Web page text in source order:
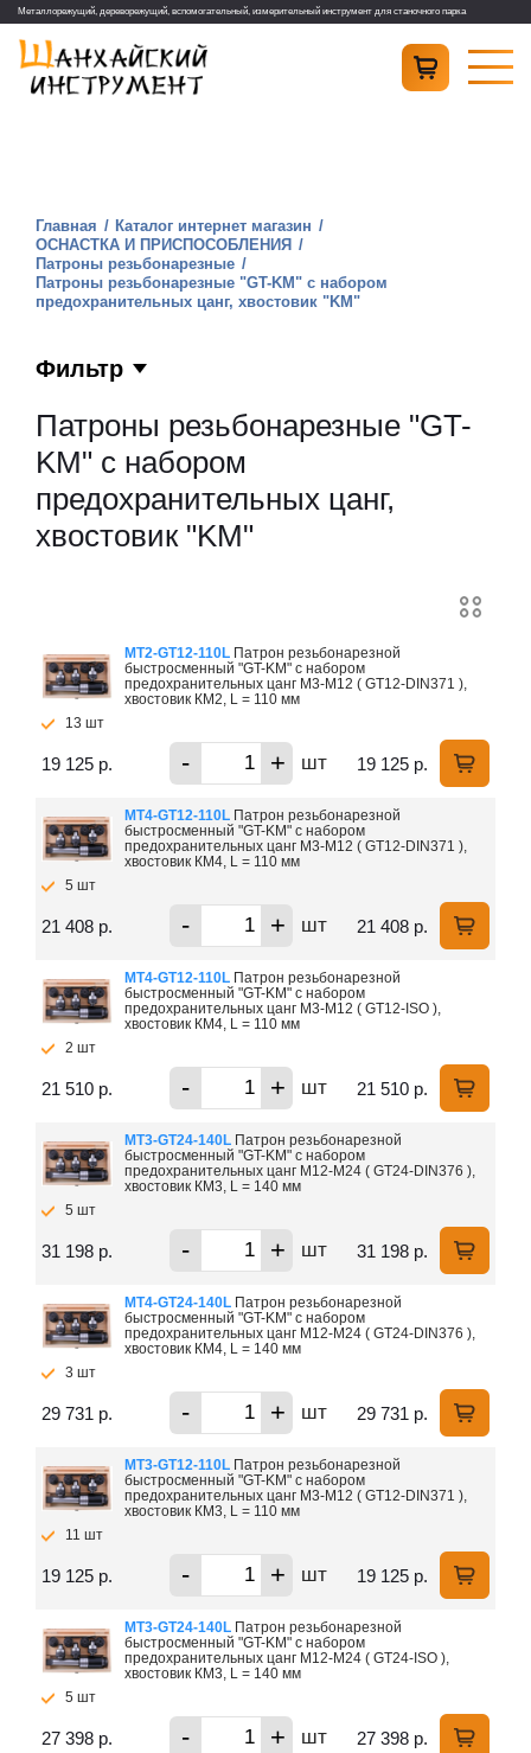
Металлорежущий, дереворежущий, вспомогательный, измерительный инструмент для станочного парка
Главная
Каталог интернет магазин
ОСНАСТКА И ПРИСПОСОБЛЕНИЯ
Патроны резьбонарезные
Патроны резьбонарезные "GT-KM" с набором
предохранительных цанг, хвостовик "KМ"
Фильтр
Патроны резьбонарезные "GT-
KM" с набором
предохранительных цанг,
хвостовик "KМ"
MT2-GT12-110L Патрон резьбонарезной
быстросменный "GT-KM" с набором
предохранительных цанг M3-M12 ( GT12-DIN371 ),
хвостовик КМ2, L = 110 мм
13 шт
19 125 р. - + шт 19 125 р.
MT4-GT12-110L Патрон резьбонарезной
быстросменный "GT-KM" с набором
предохранительных цанг M3-M12 ( GT12-DIN371 ),
хвостовик КМ4, L = 110 мм
5 шт
21 408 р. - + шт 21 408 р.
MT4-GT12-110L Патрон резьбонарезной
быстросменный "GT-KM" с набором
предохранительных цанг M3-M12 ( GT12-ISO ),
хвостовик КМ4, L = 110 мм
2 шт
21 510 р. - + шт 21 510 р.
MT3-GT24-140L Патрон резьбонарезной
быстросменный "GT-KM" с набором
предохранительных цанг M12-M24 ( GT24-DIN376 ),
хвостовик КМ3, L = 140 мм
5 шт
31 198 р. - + шт 31 198 р.
MT4-GT24-140L Патрон резьбонарезной
быстросменный "GT-KM" с набором
предохранительных цанг M12-M24 ( GT24-DIN376 ),
хвостовик КМ4, L = 140 мм
3 шт
29 731 р. - + шт 29 731 р.
MT3-GT12-110L Патрон резьбонарезной
быстросменный "GT-KM" с набором
предохранительных цанг M3-M12 ( GT12-DIN371 ),
хвостовик КМ3, L = 110 мм
11 шт
19 125 р. - + шт 19 125 р.
MT3-GT24-140L Патрон резьбонарезной
быстросменный "GT-KM" с набором
предохранительных цанг M12-M24 ( GT24-ISO ),
хвостовик КМ3, L = 140 мм
5 шт
27 398 р. - + шт 27 398 р.